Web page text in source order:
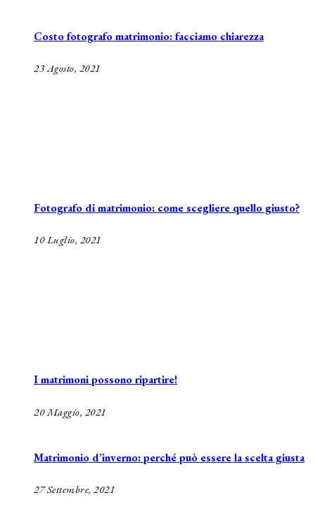
Costo fotografo matrimonio: facciamo chiarezza
23 Agosto, 2021
Fotografo di matrimonio: come scegliere quello giusto?
10 Luglio, 2021
I matrimoni possono ripartire!
20 Maggio, 2021
Matrimonio d’inverno: perché può essere la scelta giusta
27 Settembre, 2021